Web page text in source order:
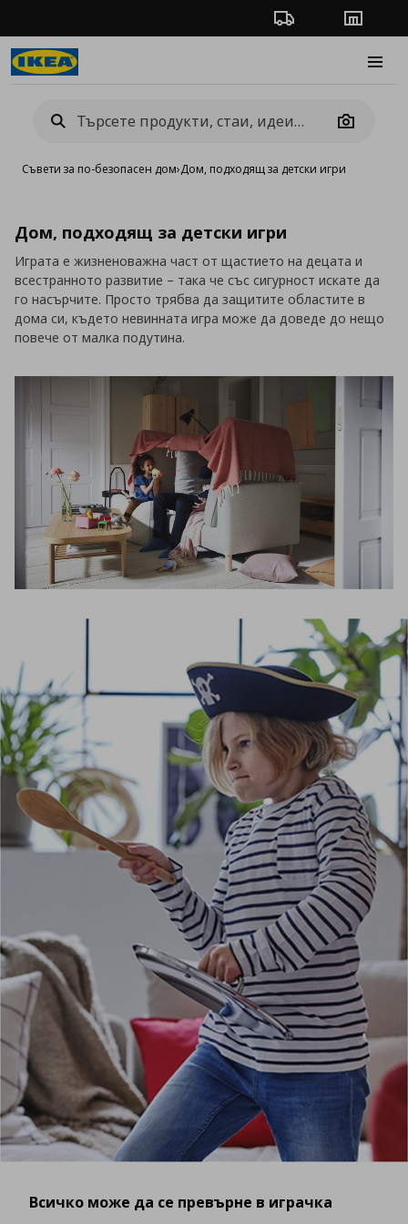
Проследяване на
Camera
Съвети за по-безопасен дом›Дом, подходящ за детски игри
Дом, подходящ за детски игри
Играта е жизненоважна част от щастието на децата и
всестранното развитие – така че със сигурност искате да
го насърчите. Просто трябва да защитите областите в
дома си, където невинната игра може да доведе до нещо
повече от малка подутина.
Всичко може да се превърне в играчка